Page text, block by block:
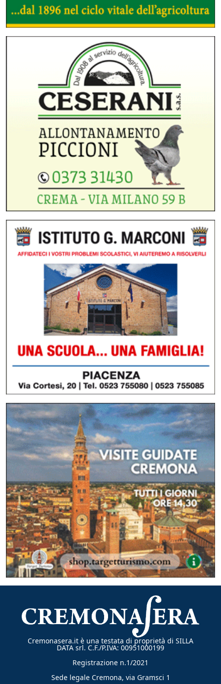
Cremonasera.it è una testata di proprietà di SILLA
DATA srl. C.F./P.IVA: 00951000199
Registrazione n.1/2021
Sede legale Cremona, via Gramsci 1